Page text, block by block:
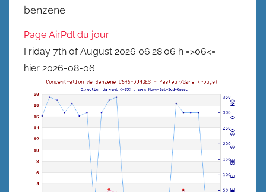
benzene
Page AirPdl du jour
Friday 7th of August 2026 06:28:06 h =>06<=
hier 2026-08-06